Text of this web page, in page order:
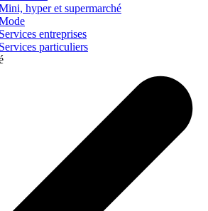
hyper et supermarché
Services entreprises
Services particuliers